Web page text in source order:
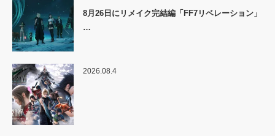
8月26日にリメイク完結編「FF7リベレーション」
…
2026.08.4